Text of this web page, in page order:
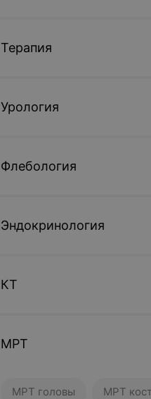
Терапия
Урология
Флебология
Эндокринология
КТ
МРТ
МРТ головы МРТ